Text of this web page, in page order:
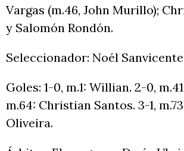
Vargas (m.46, John Murillo);
y Salomón Rondón.
Seleccionador: Noél
Goles: 1-0, m.1: Willian. 2-0,
m.64: Christian Santos. 3-1,
Oliveira.